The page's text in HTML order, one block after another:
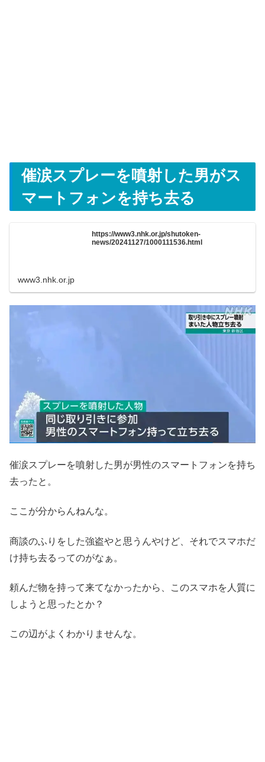
催涙スプレーを噴射した男がス
マートフォンを持ち去る
https://www3.nhk.or.jp/shutoken-
news/20241127/1000111536.html
www3.nhk.or.jp
催涙スプレーを噴射した男が男性のスマートフォンを持ち
去ったと。
ここが分からんねんな。
商談のふりをした強盗やと思うんやけど、それでスマホだ
け持ち去るってのがなぁ。
頼んだ物を持って来てなかったから、このスマホを人質に
しようと思ったとか？
この辺がよくわかりませんな。